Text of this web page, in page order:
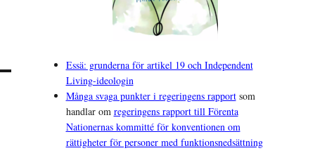
Essä: grunderna för artikel 19 och Independent
Living-ideologin
Många svaga punkter i regeringens rapportsom
handlar om regeringens rapport till Förenta
Nationernas kommitté för konventionen om
rättigheter för personer med funktionsnedsättning